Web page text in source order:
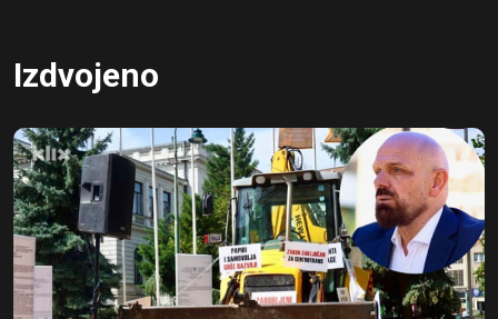
Izdvojeno